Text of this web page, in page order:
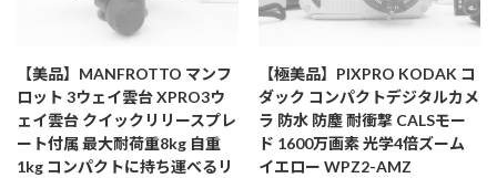
【美品】MANFROTTO マンフ
ロット 3ウェイ雲台 XPRO3ウ
ェイ雲台 クイックリリースプレ
ート付属 最大耐荷重8kg 自重
1kg コンパクトに持ち運べるリ
【極美品】PIXPRO KODAK コ
ダック コンパクトデジタルカメ
ラ 防水 防塵 耐衝撃 CALSモー
ド 1600万画素 光学4倍ズーム
イエロー WPZ2-AMZ